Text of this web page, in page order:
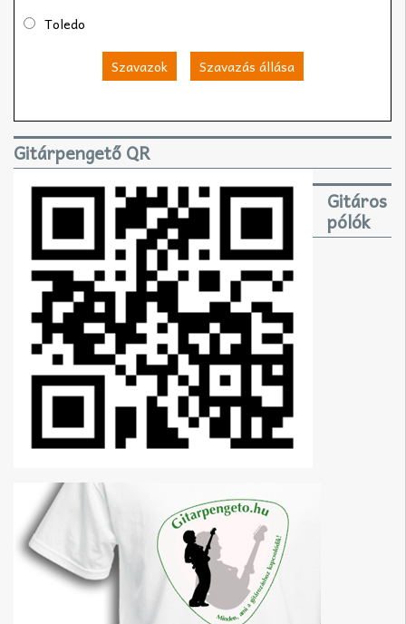
Toledo
Szavazok Szavazás állása
Gitárpengető QR
Gitáros
pólók